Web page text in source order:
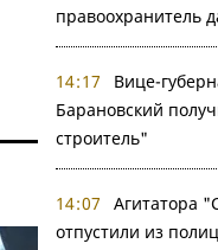
правоохранитель
14:17
Вице-
Барановский
строитель"
14:07
Агитатора
отпустили из